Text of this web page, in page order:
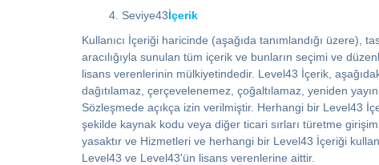
Seviye43İçerik
Kullanıcı İçeriği haricinde (aşağıda tanımlandığı
aracılığıyla sunulan tüm içerik ve bunların seçimi ve
lisans verenlerinin mülkiyetindedir. Level43 İçerik,
dağıtılamaz, çerçevelenemez, çoğaltılamaz, yeniden
Sözleşmede açıkça izin verilmiştir. Herhangi bir Level43
şekilde kaynak kodu veya diğer ticari sırları türetme
yasaktır ve Hizmetleri ve herhangi bir Level43 İçeriği
Level43 ve Level43'ün lisans verenlerine aittir.